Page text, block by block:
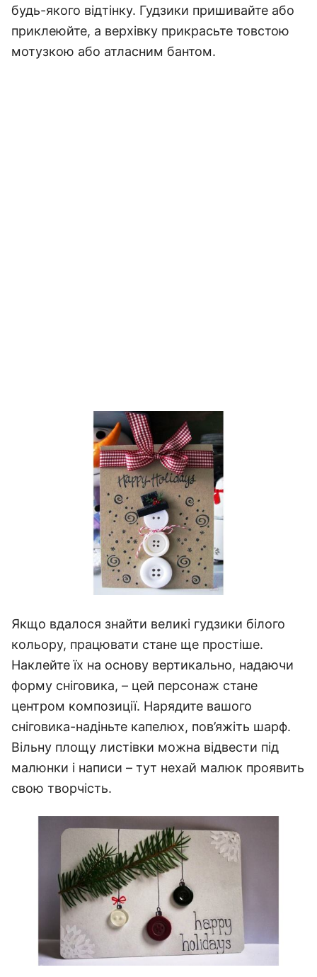
будь-якого відтінку. Гудзики пришивайте або
приклеюйте, а верхівку прикрасьте товстою
мотузкою або атласним бантом.
Якщо вдалося знайти великі гудзики білого
кольору, працювати стане ще простіше.
Наклейте їх на основу вертикально, надаючи
форму сніговика, – цей персонаж стане
центром композиції. Нарядите вашого
сніговика-надіньте капелюх, пов’яжіть шарф.
Вільну площу листівки можна відвести під
малюнки і написи – тут нехай малюк проявить
свою творчість.